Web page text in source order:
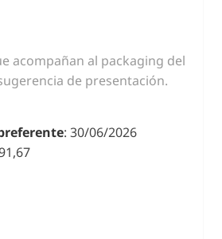
acompañan al packaging del
de presentación.
: 30/06/2026